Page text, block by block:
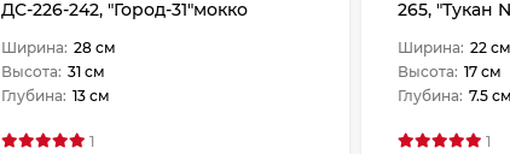
ДС-226-242, "Город-31"мокко
Ширина: 28 см
Высота: 31 см
Глубина: 13 см
1
265, "Тукан
Ширина: 22 см
Высота: 17 см
Глубина: 7.5 см
1